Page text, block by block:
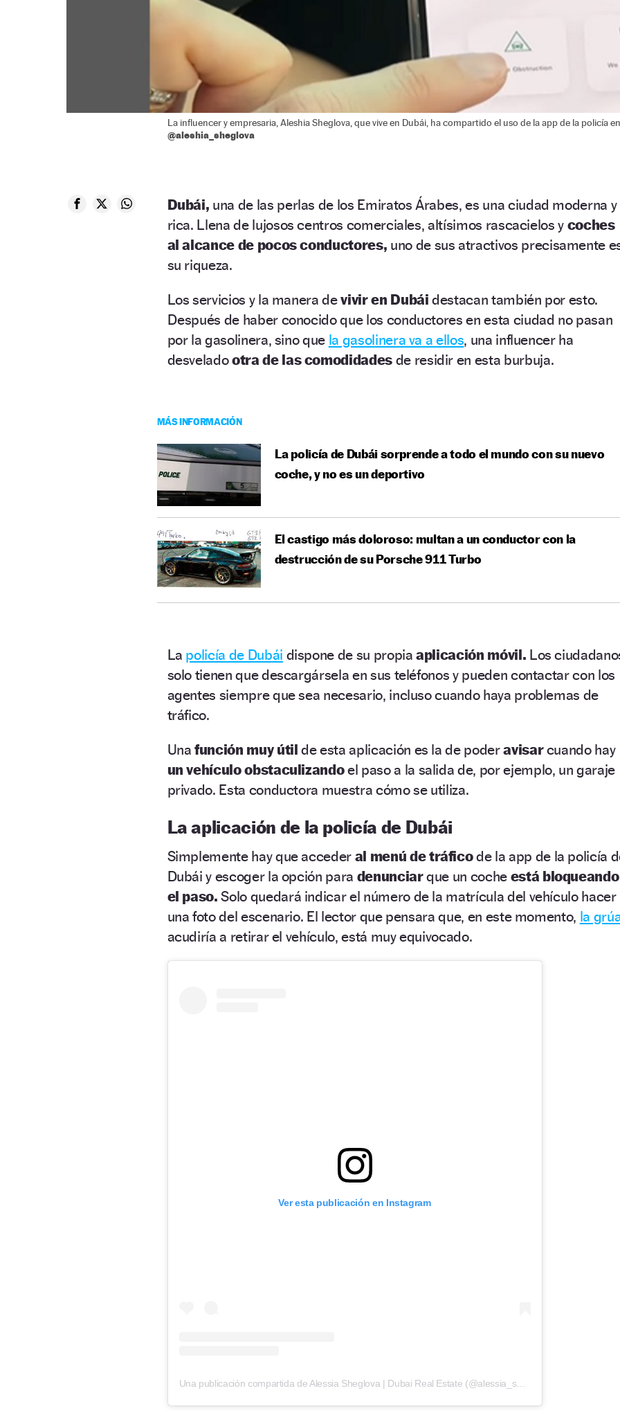
La influencer y empresaria, Aleshia Sheglova, que vive en Dubái, ha compartido el uso de la app de la policía
@aleshia_sheglova
Dubái, una de las perlas de los Emiratos Árabes, es una ciudad moderna y
rica. Llena de lujosos centros comerciales, altísimos rascacielos y coches
al alcance de pocos conductores, uno de sus atractivos precisamente
su riqueza.
Los servicios y la manera devivir en Dubáidestacan también por esto.
Después de haber conocido que los conductores en esta ciudad no pasan
por la gasolinera, sino que la gasolinera va a ellos, una influencer ha
desveladootra de las comodidades de residir en esta burbuja.
MÁS INFORMACIÓN
La policía de Dubái sorprende a todo el mundo con su nuevo
coche, y no es un deportivo
El castigo más doloroso: multan a un conductor con la
destrucción de su Porsche 911 Turbo
La policía de Dubái dispone de su propiaaplicación móvil. Los
solo tienen que descargársela en sus teléfonos y pueden contactar con los
agentes siempre que sea necesario, incluso cuando haya problemas de
tráfico.
Unafunción muy útilde esta aplicación es la de poderavisarcuando hay
un vehículo obstaculizandoel paso a la salida de, por ejemplo, un garaje
privado. Esta conductora muestra cómo se utiliza.
La aplicación de la policía de Dubái
Simplemente hay que acceder al menú de tráficode la app de la policía
Dubái y escoger la opción para denunciarque un coche está bloqueando
el paso.Solo quedará indicar el número de la matrícula del vehículo hacer
una foto del escenario. El lector que pensara que, en este momento, la
acudiría a retirar el vehículo, está muy equivocado.
Ver esta publicación en Instagram